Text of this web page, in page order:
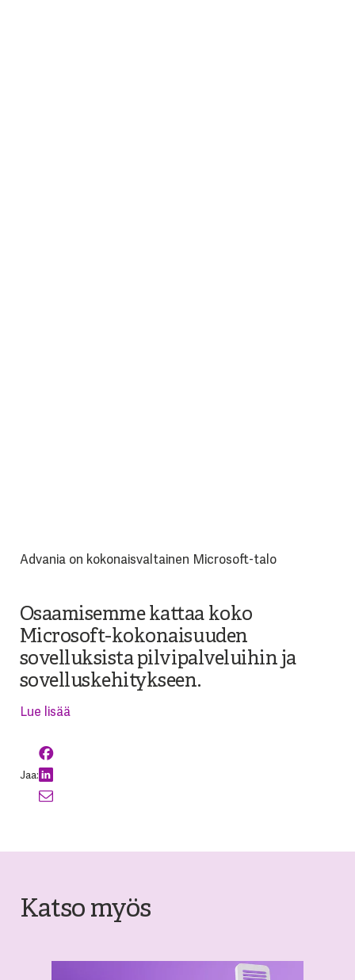
Advania on kokonaisvaltainen Microsoft-talo
Osaamisemme kattaa koko
Microsoft-kokonaisuuden
sovelluksista pilvipalveluihin ja
sovelluskehitykseen.
Lue lisää
Jaa:
Katso myös